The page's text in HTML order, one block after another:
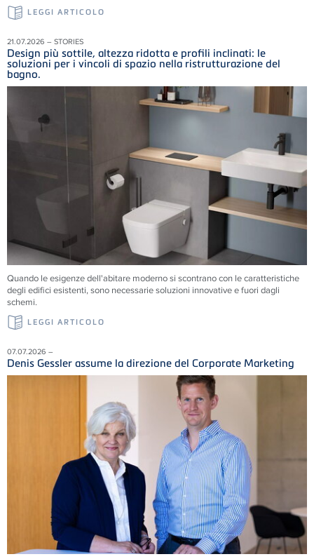
LEGGI ARTICOLO
21.07.2026 – STORIES
Design più sottile, altezza ridotta e profili inclinati: le
soluzioni per i vincoli di spazio nella ristrutturazione del
bagno.
Quando le esigenze dell'abitare moderno si scontrano con le caratteristiche
degli edifici esistenti, sono necessarie soluzioni innovative e fuori dagli
schemi.
LEGGI ARTICOLO
07.07.2026 –
Denis Gessler assume la direzione del Corporate Marketing